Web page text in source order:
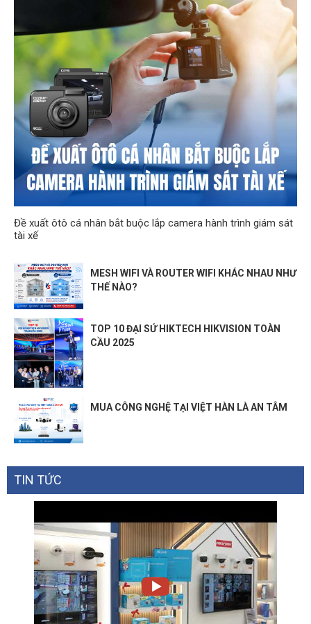
Đề xuất ôtô cá nhân bắt buộc lắp camera hành trình giám sát
tài xế
MESH WIFI VÀ ROUTER WIFI KHÁC NHAU NHƯ
THẾ NÀO?
TOP 10 ĐẠI SỨ HIKTECH HIKVISION TOÀN
CẦU 2025
MUA CÔNG NGHỆ TẠI VIỆT HÀN LÀ AN TÂM
TIN TỨC